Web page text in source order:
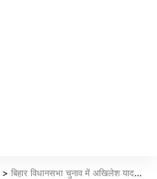
> बिहार विधानसभा चुनाव में अखिलेश यादव की एंट्री, बोले- खेसारी की जीत पक्की, NDA पर किया तीखा प्रहार